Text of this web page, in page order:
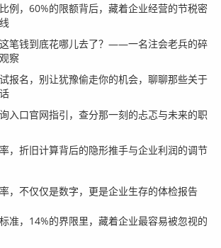
联网企业做咨询，他们不缺会计，缺的是
逻辑的人，我利用我在审计时积累的对流
户生命周期价值（LTV）的理解，帮他们
务分析模型，直接帮他们砍掉了20%无效
人的未来，我们不再是只会拿着放大镜找
是企业的“医生”和“参谋”。
们处理一百万条数据，但它无法判断那个
眼神闪烁时是不是在隐瞒关联方交易，它
还是货物滞销，这些基于人性、基于商业
例，60%的限额背后，藏着企业经营的节税密
笔钱到底花哪儿去了？——一名注会老兵的碎
察
报名，别让犹豫偷走你的机会，聊聊那些关于
入口官网指引，查分那一刻的忐忑与未来的职
，折旧计算背后的隐形推手与企业利润的调节
，不仅仅是数字，更是企业生存的体检报告
准，14%的界限里，藏着企业最容易被忽视的